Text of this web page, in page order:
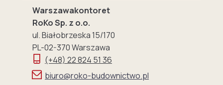
Warszawakontoret
RoKo Sp. z o.o.
ul. Białobrzeska 15/170
PL-02-370 Warszawa
(+48) 22 824 51 36
biuro@roko-budownictwo.pl